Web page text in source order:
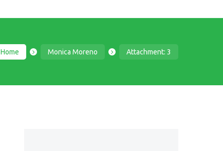
Home Monica Moreno Attachment: 3